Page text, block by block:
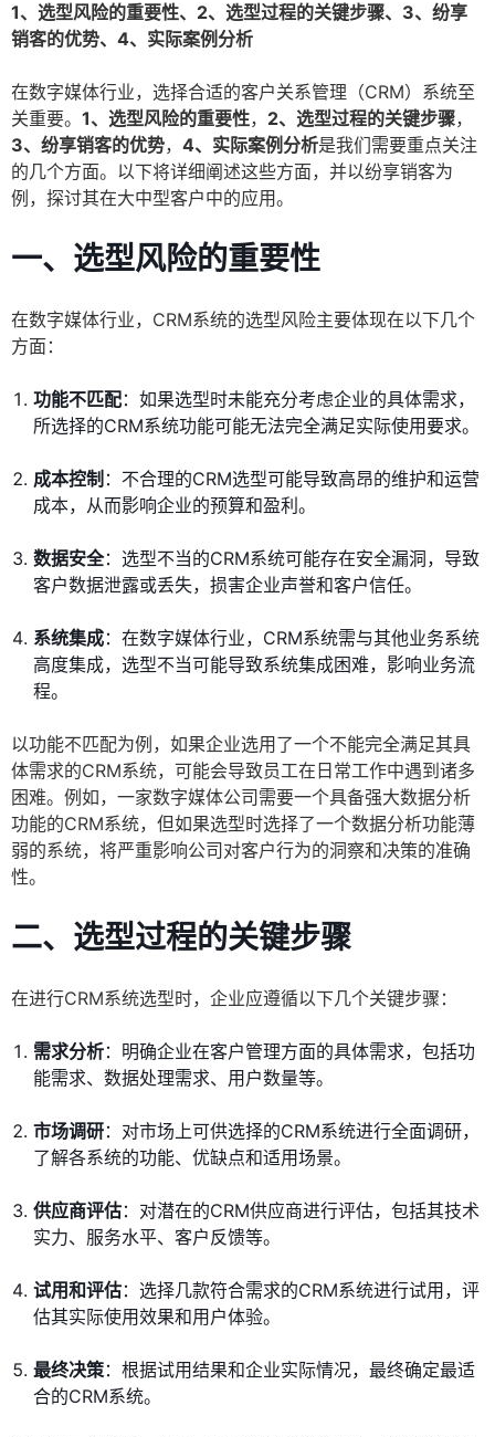
1、选型风险的重要性、2、选型过程的关键步骤、3、纷享
销客的优势、4、实际案例分析
在数字媒体行业，选择合适的客户关系管理（CRM）系统至
关重要。 1、选型风险的重要性， 2、选型过程的关键步骤，
3、纷享销客的优势， 4、实际案例分析是我们需要重点关注
的几个方面。以下将详细阐述这些方面，并以纷享销客为
例，探讨其在大中型客户中的应用。
一、选型风险的重要性
在数字媒体行业，CRM系统的选型风险主要体现在以下几个
方面：
功能不匹配：如果选型时未能充分考虑企业的具体需求，
所选择的CRM系统功能可能无法完全满足实际使用要求。
成本控制 ：不合理的CRM选型可能导致高昂的维护和运营
成本，从而影响企业的预算和盈利。
数据安全：选型不当的CRM系统可能存在安全漏洞，导致
客户数据泄露或丢失，损害企业声誉和客户信任。
系统集成：在数字媒体行业，CRM系统需与其他业务系统
高度集成，选型不当可能导致系统集成困难，影响业务流
程。
以功能不匹配为例，如果企业选用了一个不能完全满足其具
体需求的CRM系统，可能会导致员工在日常工作中遇到诸多
困难。例如，一家数字媒体公司需要一个具备强大数据分析
功能的CRM系统，但如果选型时选择了一个数据分析功能薄
弱的系统，将严重影响公司对客户行为的洞察和决策的准确
性。
二、选型过程的关键步骤
在进行CRM系统选型时，企业应遵循以下几个关键步骤：
需求分析：明确企业在客户管理方面的具体需求，包括功
能需求、数据处理需求、用户数量等。
市场调研：对市场上可供选择的CRM系统进行全面调研，
了解各系统的功能、优缺点和适用场景。
供应商评估：对潜在的CRM供应商进行评估，包括其技术
实力、服务水平、客户反馈等。
试用和评估：选择几款符合需求的CRM系统进行试用，评
估其实际使用效果和用户体验。
最终决策：根据试用结果和企业实际情况，最终确定最适
合的CRM系统。